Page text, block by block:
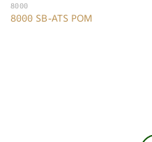
8000
8000 SB-ATS POM